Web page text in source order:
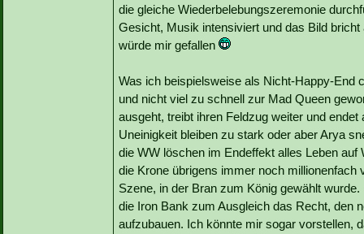
die gleiche Wiederbelebungszeremonie
Gesicht, Musik intensiviert und das Bild
würde mir gefallen
Was ich beispielsweise als Nicht-Happy-End
und nicht viel zu schnell zur Mad Queen
ausgeht, treibt ihren Feldzug weiter und
Uneinigkeit bleiben zu stark oder aber Arya
die WW löschen im Endeffekt alles Leben
die Krone übrigens immer noch
Szene, in der Bran zum König gewählt
die Iron Bank zum Ausgleich das Recht, den
aufzubauen. Ich könnte mir sogar vorstellen,